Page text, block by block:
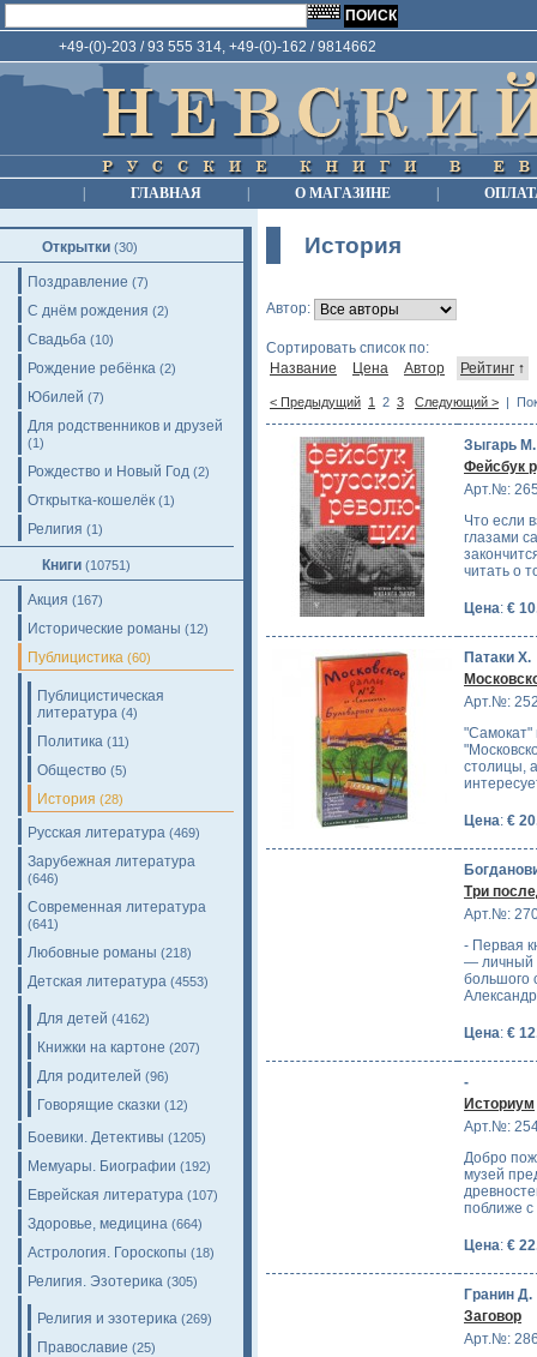
+49-(0)-203 / 93 555 314, +49-(0)-162 / 9814662
ГЛАВНАЯ О МАГАЗИНЕ
Открытки (30)
Поздравление (7)
С днём рождения (2)
Свадьба (10)
Рождение ребёнка (2)
Юбилей (7)
Для родственников и друзей
(1)
Рождество и Новый Год (2)
Открытка-кошелёк (1)
Религия (1)
Книги (10751)
Акция (167)
Исторические романы (12)
Публицистика (60)
Публицистическая
литература (4)
Политика (11)
Общество (5)
История (28)
Русская литература (469)
Зарубежная литература
(646)
Современная литература
(641)
Любовные романы (218)
Детская литература (4553)
Для детей (4162)
Книжки на картоне (207)
Для родителей (96)
Говорящие сказки (12)
Боевики. Детективы (1205)
Мемуары. Биографии (192)
Еврейская литература (107)
Здоровье, медицина (664)
Астрология. Гороскопы (18)
Религия. Эзотерика (305)
Религия и эзотерика (269)
Православие (25)
История
Автор:
Сортировать список по:
Название
Цена Автор Рейтинг ↑
< Предыдущий 1 2 3 Следующий > |
Зыгарь М.
Фейсбук
Арт.№:
Что если
глазами
читать о
Цена: €
Патаки Х.
Арт.№:
"Самокат"
столицы,
Цена: €
Три
Арт.№:
- Первая
— личный
большого
Цена: €
-
Историум
Арт.№:
Добро
музей
поближе
Цена: €
Гранин Д.
Заговор
Арт.№: